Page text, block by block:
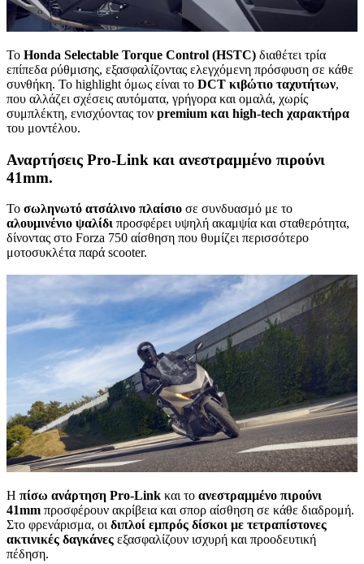
Το Honda Selectable Torque Control (HSTC) διαθέτει τρία
επίπεδα ρύθμισης, εξασφαλίζοντας ελεγχόμενη πρόσφυση σε κάθε
συνθήκη. Το highlight όμως είναι το DCT κιβώτιο ταχυτήτων,
που αλλάζει σχέσεις αυτόματα, γρήγορα και ομαλά, χωρίς
συμπλέκτη, ενισχύοντας τον premium και high-tech χαρακτήρα
του μοντέλου.
Αναρτήσεις Pro-Link και ανεστραμμένο πιρούνι
41mm.
Το σωληνωτό ατσάλινο πλαίσιο σε συνδυασμό με το
αλουμινένιο ψαλίδι προσφέρει υψηλή ακαμψία και σταθερότητα,
δίνοντας στο Forza 750 αίσθηση που θυμίζει περισσότερο
μοτοσυκλέτα παρά scooter.
Η πίσω ανάρτηση Pro-Link και το ανεστραμμένο πιρούνι
41mm προσφέρουν ακρίβεια και σπορ αίσθηση σε κάθε διαδρομή.
Στο φρενάρισμα, οιδιπλοί εμπρός δίσκοι με τετραπίστονες
ακτινικές δαγκάνες εξασφαλίζουν ισχυρή και προοδευτική
πέδηση.